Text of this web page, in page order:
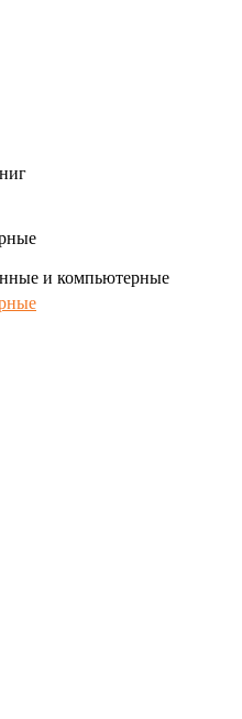
и компьютерные